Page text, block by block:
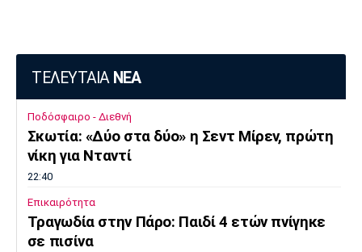
ΤΕΛΕΥΤΑΙΑ ΝΕΑ
Ποδόσφαιρο - Διεθνή
Σκωτία: «Δύο στα δύο» η Σεντ Μίρεν, πρώτη
νίκη για Νταντί
22:40
Επικαιρότητα
Τραγωδία στην Πάρο: Παιδί 4 ετών πνίγηκε
σε πισίνα